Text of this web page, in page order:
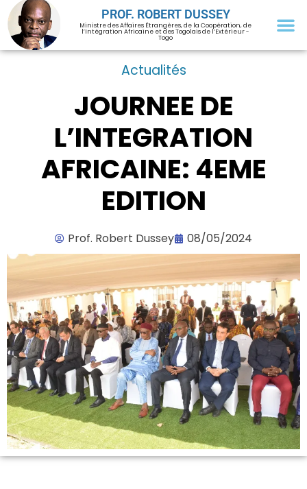
PROF. ROBERT DUSSEY
Ministre des Affaires Étrangères, de la Coopération, de
l’Intégration Africaine et des Togolais de l’Extérieur -
Togo
Actualités
JOURNEE DE
L’INTEGRATION
AFRICAINE: 4EME
EDITION
Prof. Robert Dussey 08/05/2024